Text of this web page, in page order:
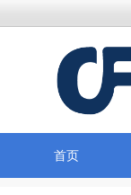
首页